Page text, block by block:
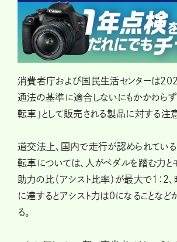
消費者庁および国民生活センターは
通法の基準に適合しないにもかかわらず
転車」として販売される製品に対する注
道交法上、国内で走行が認められている
転車については、人がペダルを踏む力と
助力の比（アシスト比率）が最大で1：2
に達するとアシスト力は0になることなど
る。